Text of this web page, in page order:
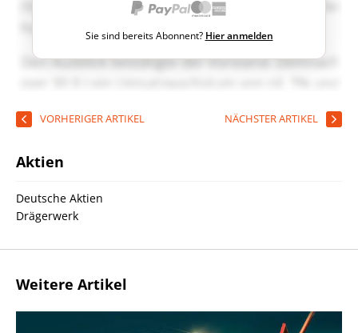
Sie sind bereits Abonnent? Hier anmelden
VORHERIGER ARTIKEL NÄCHSTER ARTIKEL
Aktien
Deutsche Aktien
Drägerwerk
Weitere Artikel